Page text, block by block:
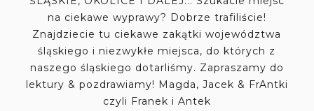
na ciekawe wyprawy? Dobrze trafiliście!
Znajdziecie tu ciekawe zakątki województwa
śląskiego i niezwykłe miejsca, do których z
naszego śląskiego dotarliśmy. Zapraszamy do
lektury & pozdrawiamy! Magda, Jacek & FrAntki
czyli Franek i Antek